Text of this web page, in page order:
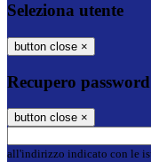
Seleziona utente
button close ×
Recupero password
button close ×
all'indirizzo indicato con le